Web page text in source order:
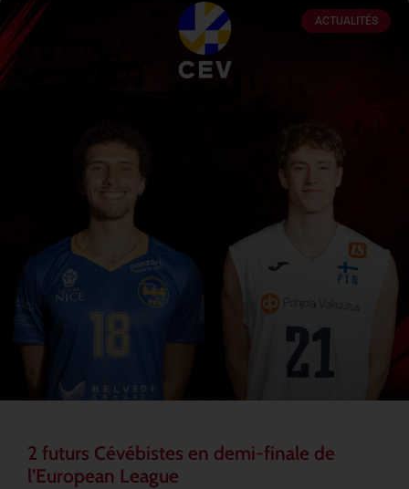
ACTUALITÉS
2 futurs Cévébistes en demi-finale de
l’European League